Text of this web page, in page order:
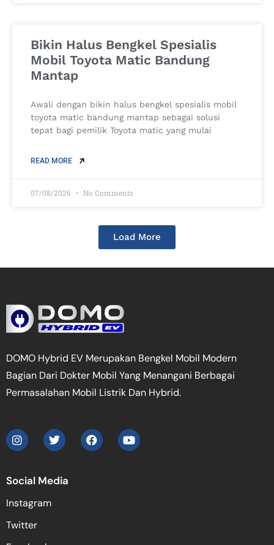
Bikin Halus Bengkel Spesialis
Mobil Toyota Matic Bandung
Mantap
Awali dengan bikin halus bengkel spesialis mobil
toyota matic bandung mantap sebagai solusi
tepat bagi pemilik Toyota matic yang mulai
READ MORE
07/08/2026 No Comments
Load More
DOMO Hybrid EV Merupakan Bengkel Mobil Modern
Bagian Dari Dokter Mobil Yang Menangani Berbagai
Permasalahan Mobil Listrik Dan Hybrid.
Social Media
Instagram
Twitter